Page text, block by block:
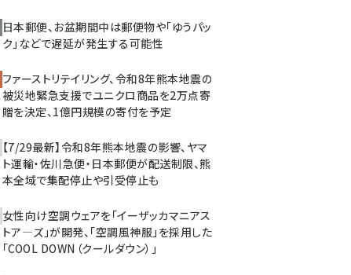
日本郵便、お盆期間中は郵便物や「ゆうパッ
ク」などで遅延が発生する可能性
ファーストリテイリング、令和8年熊本地震の
被災地緊急支援でユニクロ商品を2万点寄
贈を決定、1億円規模の寄付を予定
【7/29最新】令和8年熊本地震の影響、ヤマ
ト運輸・佐川急便・日本郵便が配送制限、熊
本全域で集配停止や引受停止も
女性向け空調ウェアを「イーザッカマニアス
トア―ズ」が開発、「空調風神服」を採用した
「COOL DOWN（クールダウン）」